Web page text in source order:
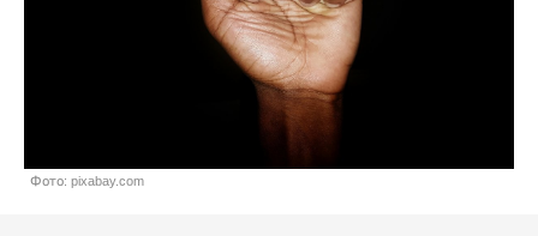
Фото: pixabay.com